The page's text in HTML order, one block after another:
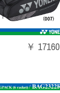
￥ 17160